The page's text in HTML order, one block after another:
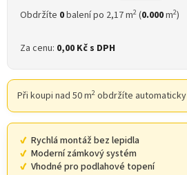
Obdržíte 0balení po 2,17 m2 (0.000m2)
Za cenu: 0,00 Kčs DPH
Při koupi nad 50 m2 obdržíte automaticky
Rychlá montáž bez lepidla
Moderní zámkový systém
Vhodné pro podlahové topení